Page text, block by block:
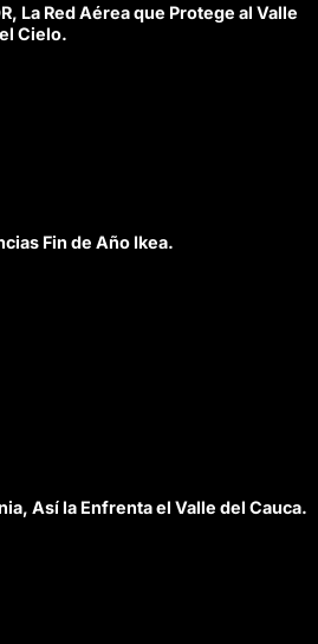
La Red Aérea que Protege al Valle
Cielo.
Fin de Año Ikea.
Así la Enfrenta el Valle del Cauca.